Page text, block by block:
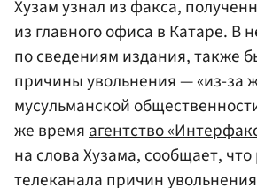
Хузам узнал из факса,
из главного офиса в Катаре. В
по сведениям издания, также
причины увольнения — «из-за
мусульманской
же время агентство
на слова Хузама, сообщает,
телеканала причин